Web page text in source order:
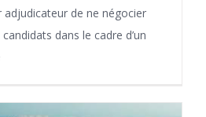
de ne négocier
dans le cadre d’un